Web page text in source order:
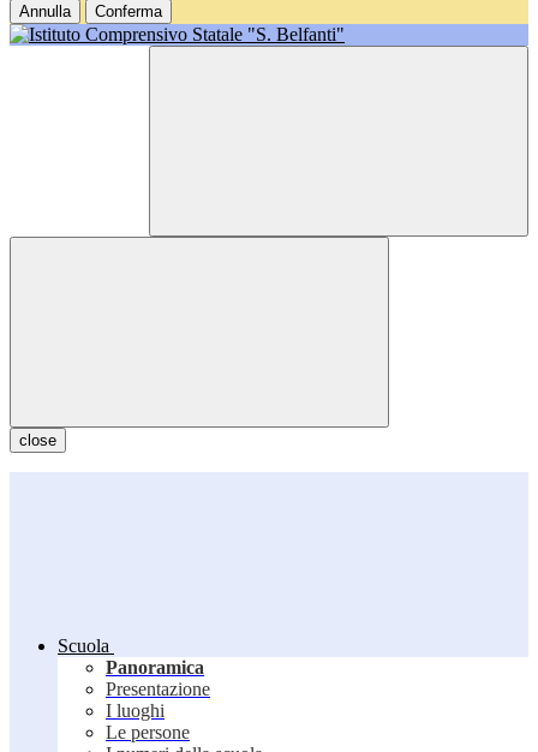
Annulla Conferma
close
Scuola
Panoramica
Presentazione
I luoghi
Le persone